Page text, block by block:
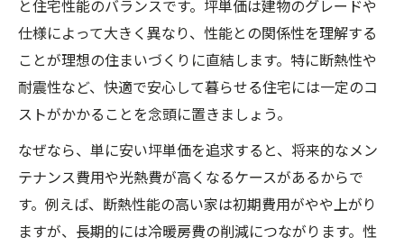
と住宅性能のバランスです。坪単価は建物のグレードや
仕様によって大きく異なり、性能との関係性を理解する
ことが理想の住まいづくりに直結します。特に断熱性や
耐震性など、快適で安心して暮らせる住宅には一定のコ
ストがかかることを念頭に置きましょう。
なぜなら、単に安い坪単価を追求すると、将来的なメン
テナンス費用や光熱費が高くなるケースがあるからで
す。例えば、断熱性能の高い家は初期費用がやや上がり
ますが、長期的には冷暖房費の削減につながります。性